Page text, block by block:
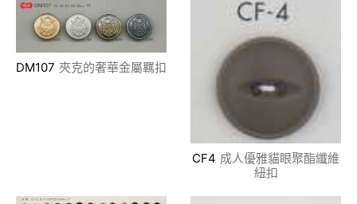
DM107 夾克的奢華金屬羈扣
CF4 成人優雅貓眼聚酯纖維
紐扣